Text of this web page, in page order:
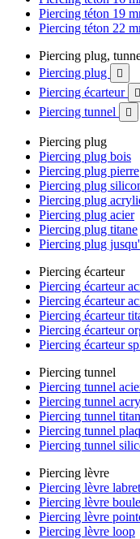
Piercing téton 19
Piercing téton 22
Piercing plug,
Piercing plug

Piercing écarteur 
Piercing tunnel 
Piercing plug
Piercing plug bois
Piercing plug pierre
Piercing plug
Piercing plug
Piercing plug acier
Piercing plug titane
Piercing plug
Piercing écarteur
Piercing écarteur
Piercing écarteur
Piercing écarteur
Piercing écarteur
Piercing écarteur
Piercing tunnel
Piercing tunnel
Piercing tunnel
Piercing tunnel
Piercing tunnel
Piercing tunnel
Piercing lèvre
Piercing lèvre labret
Piercing lèvre boule
Piercing lèvre
Piercing lèvre loop